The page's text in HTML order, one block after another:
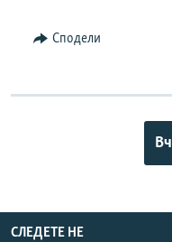
Сподели
СЛЕДЕТЕ НЕ